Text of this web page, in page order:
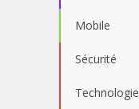
Mobile
Sécurité
Technologie